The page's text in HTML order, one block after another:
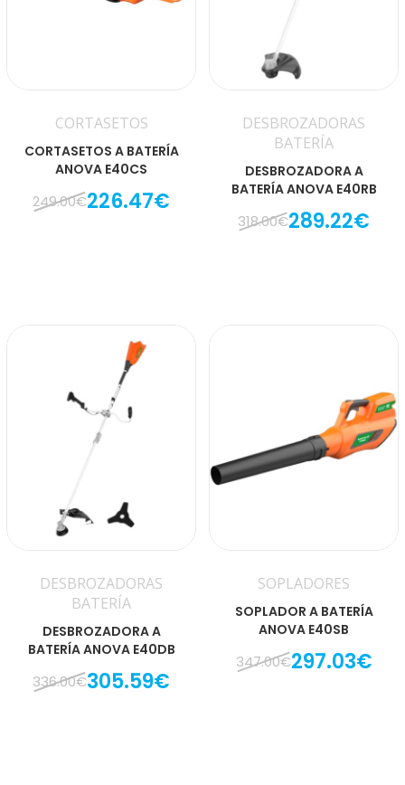
CORTASETOS
CORTASETOS A BATERÍA
ANOVA E40CS
249.00€226.47€
DESBROZADORAS
BATERÍA
DESBROZADORA A
BATERÍA ANOVA E40RB
318.00€289.22€
DESBROZADORAS
BATERÍA
DESBROZADORA A
BATERÍA ANOVA E40DB
336.00€305.59€
SOPLADORES
SOPLADOR A BATERÍA
ANOVA E40SB
347.00€297.03€